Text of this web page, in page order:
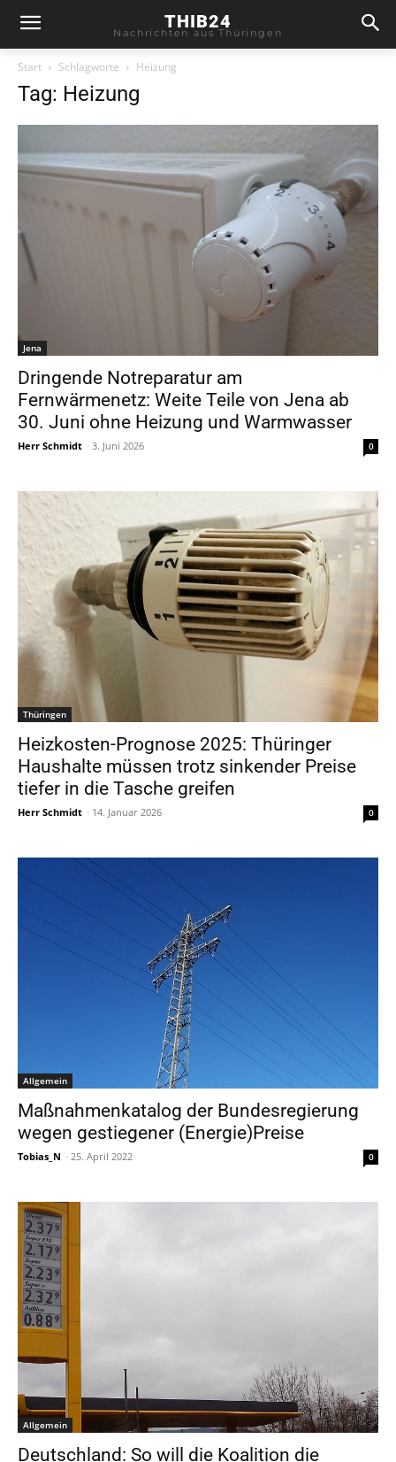
THIB24
Nachrichten aus Thüringen
Start Schlagworte Heizung
Tag: Heizung
Jena
Dringende Notreparatur am
Fernwärmenetz: Weite Teile von Jena ab
30. Juni ohne Heizung und Warmwasser
Herr Schmidt - 3. Juni 2026 0
Thüringen
Heizkosten-Prognose 2025: Thüringer
Haushalte müssen trotz sinkender Preise
tiefer in die Tasche greifen
Herr Schmidt - 14. Januar 2026 0
Allgemein
Maßnahmenkatalog der Bundesregierung
wegen gestiegener (Energie)Preise
Tobias_N - 25. April 2022 0
Allgemein
Deutschland: So will die Koalition die